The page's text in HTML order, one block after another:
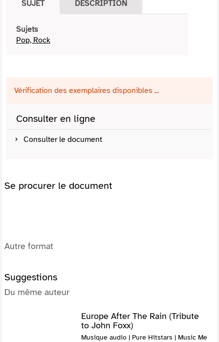
SUJET DESCRIPTION
Sujets
Pop, Rock
Vérification des exemplaires disponibles ...
Consulter en ligne
Consulter le document
Se procurer le document
Autre format
Suggestions
Du même auteur
Europe After The Rain (Tribute
to John Foxx)
Musique audio | Pure Hitstars | Music Me